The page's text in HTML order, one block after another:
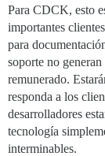
Para CDCK, esto
importantes
para
soporte no
remunerado.
responda a los
desarrolladores
tecnología
interminables.